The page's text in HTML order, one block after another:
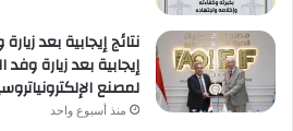
نتائج إيجابية بعد
إيجابية بعد زيارة
لمصنع
منذ أسبوع واحد